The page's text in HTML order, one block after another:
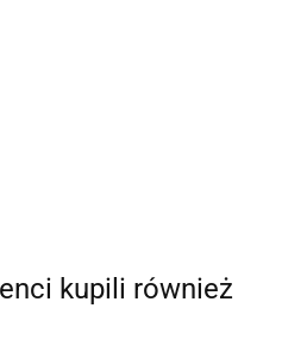
kupili również